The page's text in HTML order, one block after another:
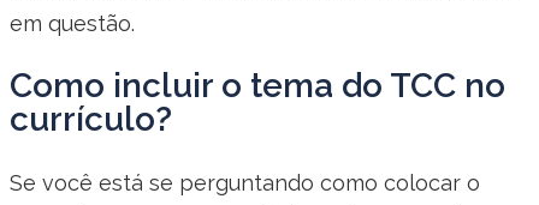
em questão.
Como incluir o tema do TCC no
currículo?
Se você está se perguntando como colocar o